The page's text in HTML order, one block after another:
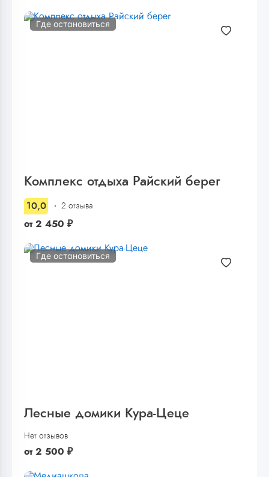
Где остановиться
Комплекс отдыха Райский берег
10,0 2 отзыва
от 2 450 ₽
Где остановиться
Лесные домики Кура-Цеце
Нет отзывов
от 2 500 ₽